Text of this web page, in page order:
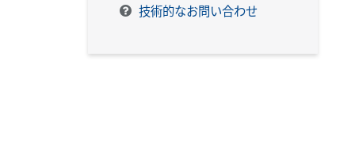
技術的なお問い合わせ